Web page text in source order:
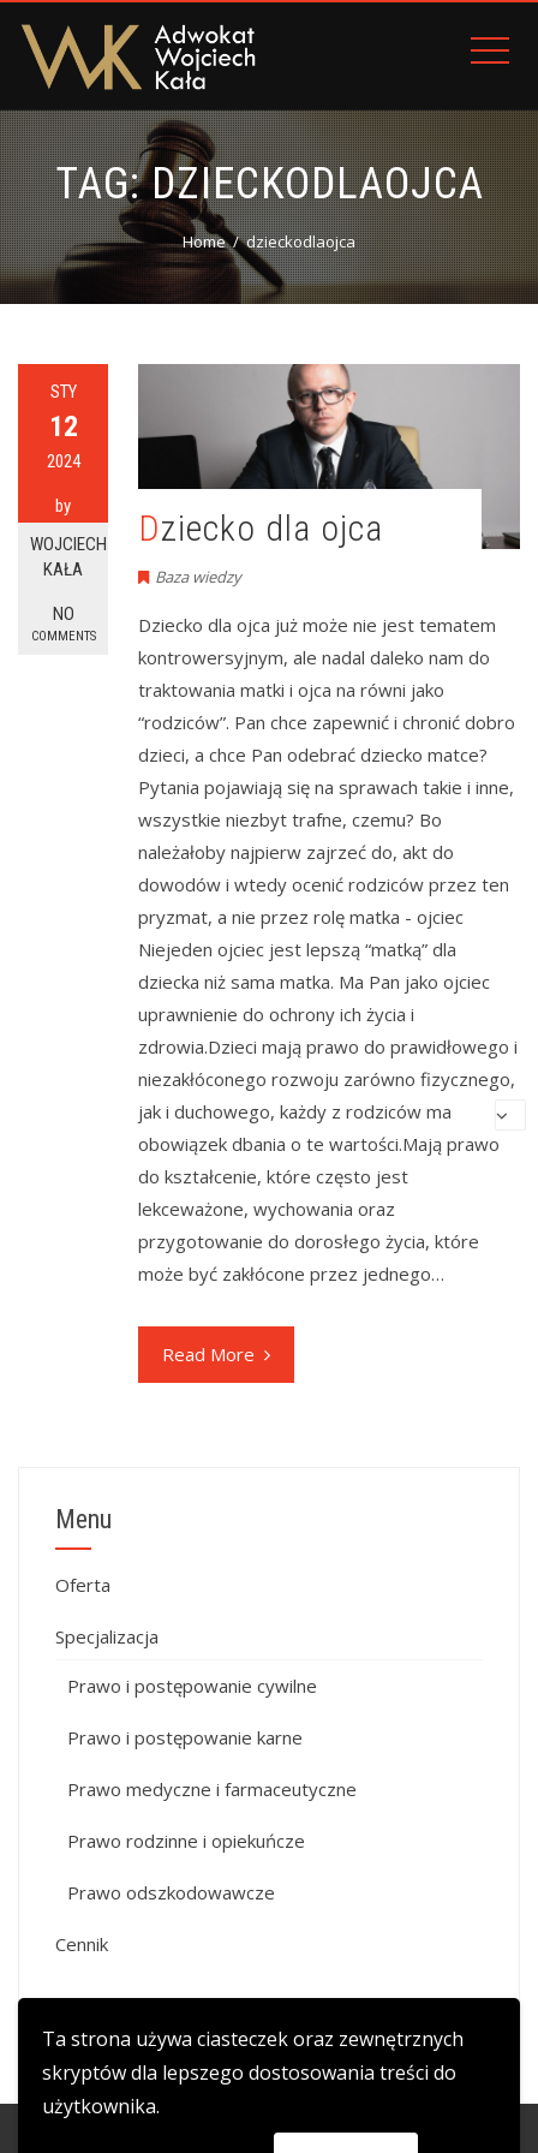
Ta strona używa ciasteczek oraz zewnętrznych
skryptów dla lepszego dostosowania treści do
użytkownika.
TAG:DZIECKODLAOJCA
Home dzieckodlaojca
STY
12
2024
by
WOJCIECH
KAŁA
NO
COMMENTS
Dziecko dla ojca
Baza wiedzy
Dziecko dla ojca już może nie jest tematem
kontrowersyjnym, ale nadal daleko nam do
traktowania matki i ojca na równi jako
“rodziców”. Pan chce zapewnić i chronić dobro
dzieci, a chce Pan odebrać dziecko matce?
Pytania pojawiają się na sprawach takie i inne,
wszystkie niezbyt trafne, czemu? Bo
należałoby najpierw zajrzeć do, akt do
dowodów i wtedy ocenić rodziców przez ten
pryzmat, a nie przez rolę matka - ojciec
Niejeden ojciec jest lepszą “matką” dla
dziecka niż sama matka. Ma Pan jako ojciec
uprawnienie do ochrony ich życia i
zdrowia.Dzieci mają prawo do prawidłowego i
niezakłóconego rozwoju zarówno fizycznego,
jak i duchowego, każdy z rodziców ma
obowiązek dbania o te wartości.Mają prawo
do kształcenie, które często jest
lekceważone, wychowania oraz
przygotowanie do dorosłego życia, które
może być zakłócone przez jednego…
Read More
Menu
Oferta
Specjalizacja
Prawo i postępowanie cywilne
Prawo i postępowanie karne
Prawo medyczne i farmaceutyczne
Prawo rodzinne i opiekuńcze
Prawo odszkodowawcze
Cennik